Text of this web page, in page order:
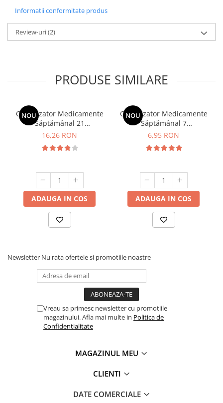
Informatii conformitate produs
Review-uri(2)
PRODUSE SIMILARE
NOU
Organizator Medicamente
Săptămânal 21
Compartimente Minut
16,26 RON
ADAUGA IN COS
NOU
Organizator Medicamente
Săptămânal 7
Compartimente Minut
6,95 RON
ADAUGA IN COS
Newsletter Nu rata ofertele si promotiile noastre
Vreau sa primesc newsletter cu promotiile
magazinului. Afla mai multe in Politica de
Confidentialitate
MAGAZINUL MEU
CLIENTI
DATE COMERCIALE